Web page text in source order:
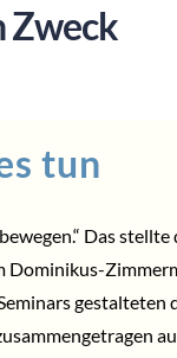
Zweck
tun
Das
Dominikus-
gestalteten